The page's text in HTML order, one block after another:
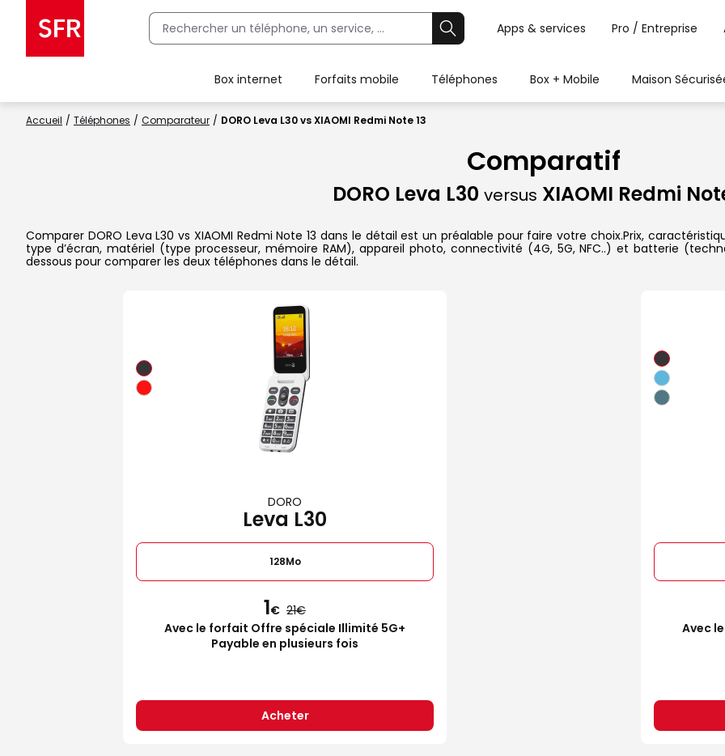
Apps & services Pro / Entreprise
Box internet Forfaits mobile Téléphones Box + Mobile Maison
Accueil Téléphones Comparateur DORO Leva L30 vs XIAOMI Redmi Note 13
Comparatif
DORO Leva L30 versus XIAOMI Redmi
Comparer DORO Leva L30 vs XIAOMI Redmi Note 13 dans le détail est un préalable pour faire votre choix.Prix,
type d’écran, matériel (type processeur, mémoire RAM), appareil photo, connectivité (4G, 5G, NFC..) et batterie
dessous pour comparer les deux téléphones dans le détail.
DORO
Leva L30
128Mo
1€ 21
Avec le forfait Offre spéciale Illimité 5G+
Payable en plusieurs fois
Acheter
Avec